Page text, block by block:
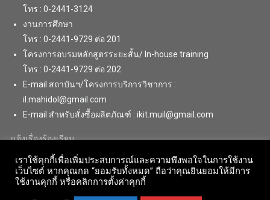
โทร : 0-2441-3124
งานการศึกษา
โทร : 0-2441-9729 ต่อ 201
โครงการอบรมหลักสูตรระยะสั้น/ In-house training
โทร : 0-2441-9729 ต่อ 202
E-mail สถาบันฯ/โครงการบริการวิชาการ :
il.mahidol@gmail.com
E-mail สำหรับสั่งซื้อผลิตภัณฑ์ : ikit.muil@gmail.com
แจ้งเรื่องร้องเรียน
เราใช้คุกกี้เพื่อเพิ่มประสบการณ์และความพึงพอใจในการใช้งาน
เว็บไซต์ หากคุณกด “ยอมรับทั้งหมด” ถือว่าคุณยินยอมให้มีการ
ใช้งานคุกกี้ หรือคลิกการตั้งค่าคุกกี้